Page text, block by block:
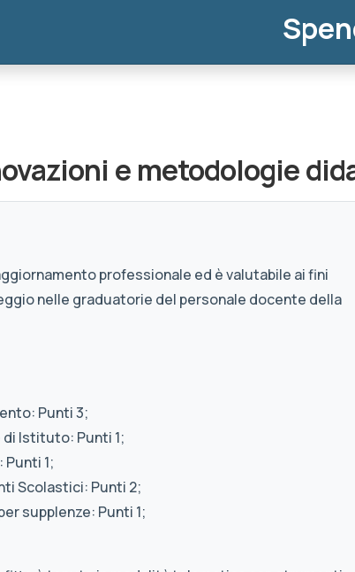
e metodologie
professionale ed è valutabile ai fini
nelle graduatorie del personale docente della
Punti 3;
Istituto: Punti 1;
1;
Scolastici: Punti 2;
supplenze: Punti 1;